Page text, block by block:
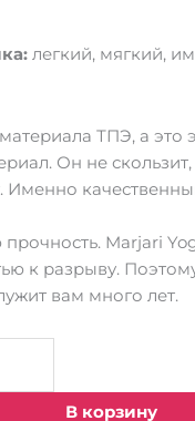
легкий, мягкий,
ТПЭ, а это
Он не
Именно
Marjari
к разрыву.
вам много лет.
В корзину